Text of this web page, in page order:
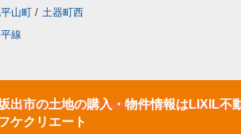
山町 / 土器町西
線
出市の土地の購入・物件情報はLIXIL不
ケクリエート